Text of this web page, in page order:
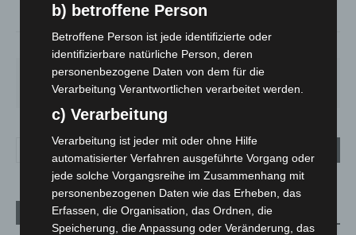
SO.
33°
MO.
27°
DI.
24°
MI.
27° 31
Aktuelle Beiträge
b) betroffene Person
Betroffene Person ist jede identifizierte oder
identifizierbare natürliche Person, deren
personenbezogene Daten von dem für die
Verarbeitung Verantwortlichen verarbeitet werden.
c) Verarbeitung
Verarbeitung ist jeder mit oder ohne Hilfe
automatisierter Verfahren ausgeführte Vorgang oder
jede solche Vorgangsreihe im Zusammenhang mit
personenbezogenen Daten wie das Erheben, das
Erfassen, die Organisation, das Ordnen, die
Speicherung, die Anpassung oder Veränderung, das